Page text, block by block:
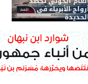
الأبرياء في